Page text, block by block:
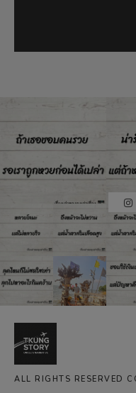
ALL RIGHTS RESERVED